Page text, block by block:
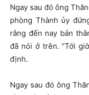
Ngay sau đó ông
phòng Thành ủy
rằng đến nay bản
đã nói ở trên. “Tới
định.
Ngay sau đó ông